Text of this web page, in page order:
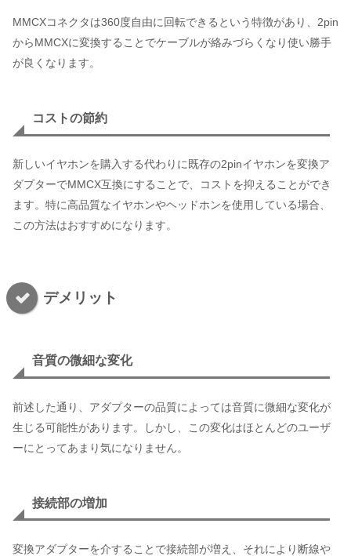
MMCXコネクタは360度自由に回転できるという特徴があり、2pin
からMMCXに変換することでケーブルが絡みづらくなり使い勝手
が良くなります。
コストの節約
新しいイヤホンを購入する代わりに既存の2pinイヤホンを変換ア
ダプターでMMCX互換にすることで、コストを抑えることができ
ます。特に高品質なイヤホンやヘッドホンを使用している場合、
この方法はおすすめになります。
デメリット
音質の微細な変化
前述した通り、アダプターの品質によっては音質に微細な変化が
生じる可能性があります。しかし、この変化はほとんどのユーザ
ーにとってあまり気になりません。
接続部の増加
変換アダプターを介することで接続部が増え、それにより断線や